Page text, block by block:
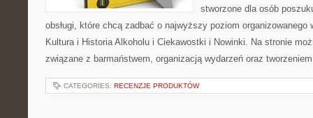
stworzone dla osób
obsługi, które chcą zadbać o najwyższy poziom organizowanego
Kultura i Historia Alkoholu i Ciekawostki i Nowinki. Na stronie
związane z barmaństwem, organizacją wydarzeń oraz
CATEGORIES: RECENZJE PRODUKTÓW